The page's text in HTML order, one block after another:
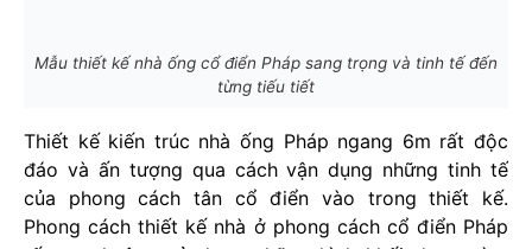
Mẫu thiết kế nhà ống cổ điển Pháp sang trọng và tinh tế đến
từng tiếu tiết
Thiết kế kiến trúc nhà ống Pháp ngang 6m rất độc
đáo và ấn tượng qua cách vận dụng những tinh tế
của phong cách tân cổ điển vào trong thiết kế.
Phong cách thiết kế nhà ở phong cách cổ điển Pháp